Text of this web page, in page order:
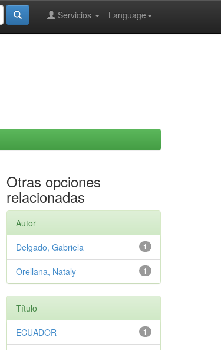
Language
Servicios
Otras opciones
relacionadas
Autor
1
Delgado, Gabriela
1
Orellana, Nataly
Título
1
ECUADOR